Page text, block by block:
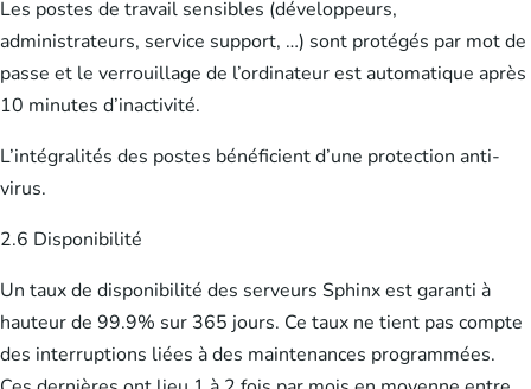
Les postes de travail sensibles (développeurs,
administrateurs, service support, …) sont protégés par mot de
passe et le verrouillage de l’ordinateur est automatique après
10 minutes d’inactivité.
L’intégralités des postes bénéficient d’une protection anti-
virus.
2.6 Disponibilité
Un taux de disponibilité des serveurs Sphinx est garanti à
hauteur de 99.9% sur 365 jours. Ce taux ne tient pas compte
des interruptions liées à des maintenances programmées.